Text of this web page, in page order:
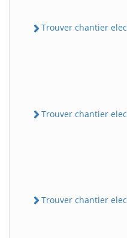
Trouver chantier
Trouver chantier
Trouver chantier